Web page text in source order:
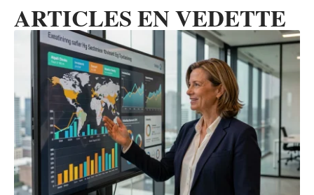
ARTICLES EN VEDETTE